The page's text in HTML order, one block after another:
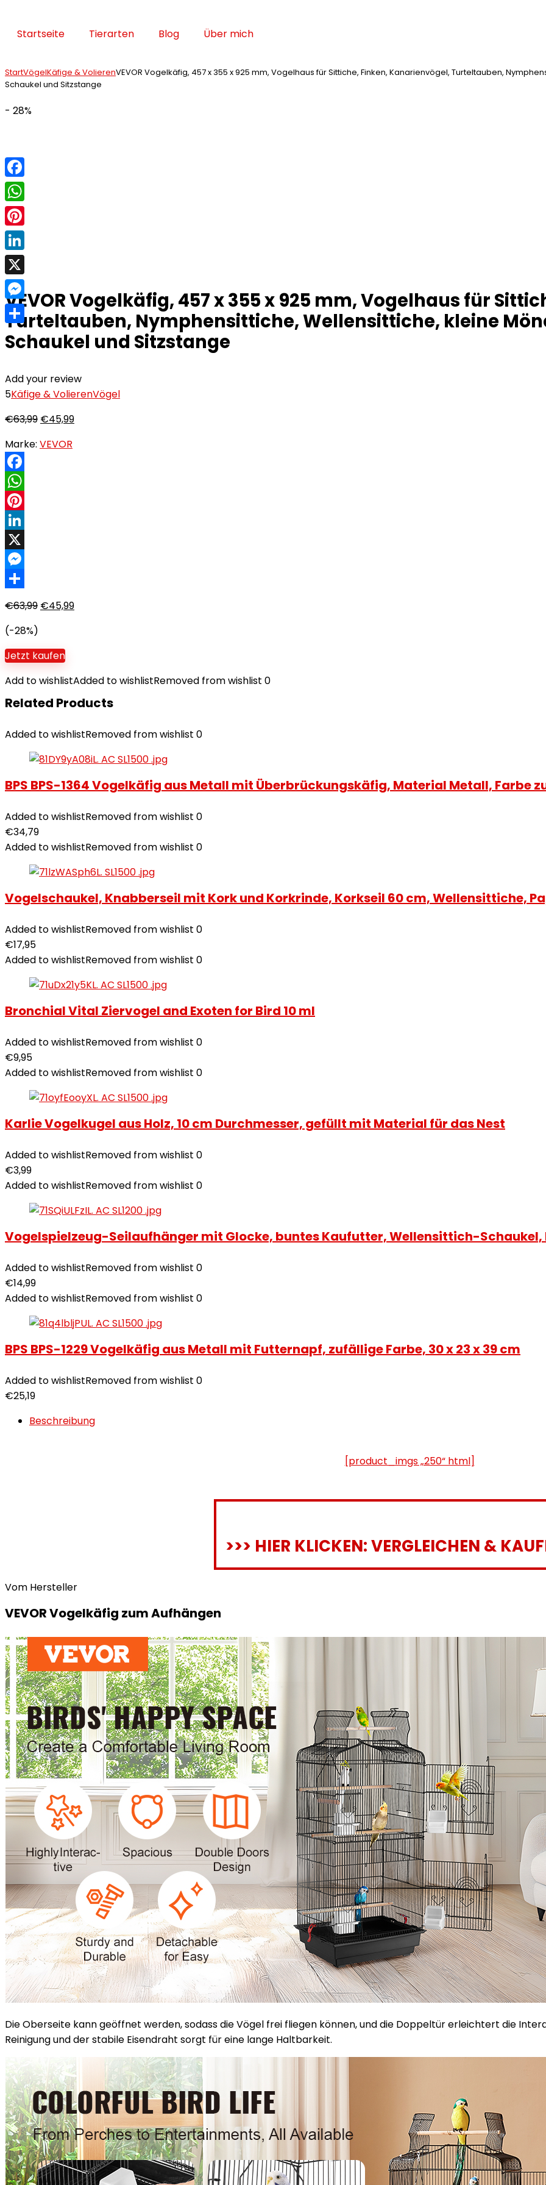
Startseite Tierarten Blog Über mich
StartVögelKäfige & VolierenVEVOR Vogelkäfig, 457 x 355 x 925 mm, Vogelhaus für Sittiche, Finken, Kanarienvögel, Turteltauben,
Schaukel und Sitzstange
- 28%
VEVOR Vogelkäfig, 457 x 355 x 925 mm, Vogelhaus für
Turteltauben, Nymphensittiche, Wellensittiche, kleine
Schaukel und Sitzstange
Add your review
5Käfige & VolierenVögel
€63,99 €45,99
Marke: VEVOR
Facebook
WhatsApp
Pinterest
LinkedIn
X
Messenger
€63,99 €45,99
(-28%)
Jetzt kaufen
Add to wishlistAdded to wishlistRemoved from wishlist 0
Related Products
Added to wishlistRemoved from wishlist 0
BPS BPS-1364 Vogelkäfig aus Metall mit Überbrückungskäfig, Material Metall, Farbe
Added to wishlistRemoved from wishlist 0
€34,79
Added to wishlistRemoved from wishlist 0
Vogelschaukel, Knabberseil mit Kork und Korkrinde, Korkseil 60 cm, Wellensittiche,
Added to wishlistRemoved from wishlist 0
€17,95
Added to wishlistRemoved from wishlist 0
Bronchial Vital Ziervogel and Exoten for Bird 10 ml
Added to wishlistRemoved from wishlist 0
€9,95
Added to wishlistRemoved from wishlist 0
Karlie Vogelkugel aus Holz, 10 cm Durchmesser, gefüllt mit Material für das Nest
Added to wishlistRemoved from wishlist 0
€3,99
Added to wishlistRemoved from wishlist 0
Vogelspielzeug-Seilaufhänger mit Glocke, buntes Kaufutter, Wellensittich-
Added to wishlistRemoved from wishlist 0
€14,99
Added to wishlistRemoved from wishlist 0
BPS BPS-1229 Vogelkäfig aus Metall mit Futternapf, zufällige Farbe, 30 x 23 x 39 cm
Added to wishlistRemoved from wishlist 0
€25,19
Beschreibung
[product_imgs „250“ html]
>>> HIER KLICKEN: VERGLEICHEN &
Vom Hersteller
VEVOR Vogelkäfig zum Aufhängen
Die Oberseite kann geöffnet werden, sodass die Vögel frei fliegen können, und die Doppeltür erleichtert die
Reinigung und der stabile Eisendraht sorgt für eine lange Haltbarkeit.
Facebook
WhatsApp
Pinterest
LinkedIn
X
Messenger
Teilen